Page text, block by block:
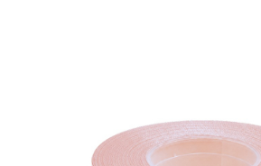
Tовар можно получить в пункте выдачи.